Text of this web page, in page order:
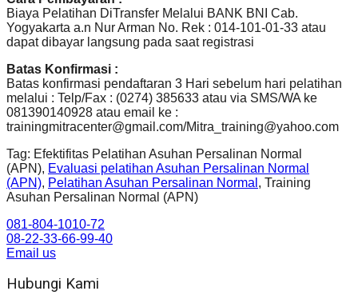
Biaya Pelatihan DiTransfer Melalui BANK BNI Cab.
Yogyakarta a.n Nur Arman No. Rek : 014-101-01-33 atau
dapat dibayar langsung pada saat registrasi
Batas Konfirmasi :
Batas konfirmasi pendaftaran 3 Hari sebelum hari pelatihan
melalui : Telp/Fax : (0274) 385633 atau via SMS/WA ke
081390140928 atau email ke :
trainingmitracenter@gmail.com/Mitra_training@yahoo.com
Tag: Efektifitas Pelatihan Asuhan Persalinan Normal
(APN), Evaluasi pelatihan Asuhan Persalinan Normal
(APN), Pelatihan Asuhan Persalinan Normal , Training
Asuhan Persalinan Normal (APN)
081-804-1010-72
08-22-33-66-99-40
Email us
Hubungi Kami